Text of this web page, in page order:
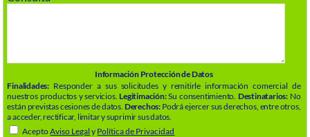
Información Protección de Datos
Finalidades: Responder a sus solicitudes y remitirle información comercial de
nuestros productos y servicios.Legitimación:Su consentimiento. Destinatarios:No
están previstas cesiones de datos. Derechos: Podrá ejercer sus derechos, entre otros,
a acceder, rectificar, limitar y suprimir sus datos.
AceptoAviso Legal y Política de Privacidad